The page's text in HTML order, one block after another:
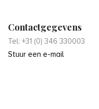
Contactgegevens
Tel: +31 (0) 346 330003
Stuur een e-mail